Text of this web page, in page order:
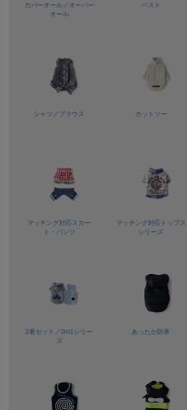
カバーオール／ オーバー
オール
ベスト
シャツ／ ブラウス カットソー
マッチング対応スカー
ト・パンツ
マッチング対応トップス
シリーズ
2着セット／2in1シリー
ズ
あったか防寒